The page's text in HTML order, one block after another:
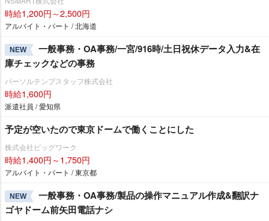
時給1,200円～2,500円
アルバイト・パート / 北海道
NEW
一般事務・OA事務/一宮/916時/土日祝休データ入力&在
庫チェックなどの事務
パーソルテンプスタッフ株式会社
時給1,600円
派遣社員 / 愛知県
予定が空いたので東京ドームで働くことにした
株式会社ビッグワーク
時給1,400円～1,750円
アルバイト・パート / 東京都
NEW
一般事務・OA事務/製品の操作マニュアル作成&翻訳ナ
ゴヤドーム前矢田電話ナシ